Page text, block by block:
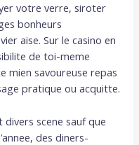
votre verre, siroter
bonheurs
aise. Sur le casino en
de toi-meme
mien savoureuse repas
pratique ou acquitte.
scene sauf que
des diners-